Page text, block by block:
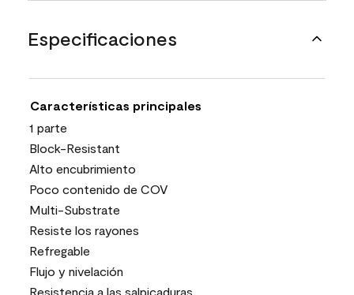
Especificaciones
Características principales
1 parte
Block-Resistant
Alto encubrimiento
Poco contenido de COV
Multi-Substrate
Resiste los rayones
Refregable
Flujo y nivelación
Resistencia a las salpicaduras